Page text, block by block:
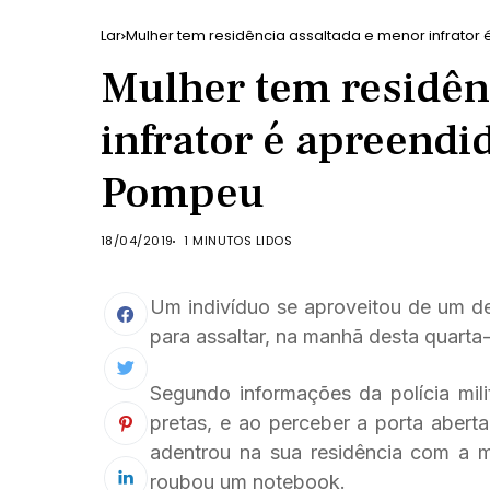
Lar Mulher tem residência assaltada e menor
Mulher tem
infrator é
Pompeu
18/04/2019 1 MINUTOS LIDOS
Um indivíduo se aproveitou de um
para assaltar, na manhã desta
Segundo informações da polícia
pretas, e ao perceber a porta
adentrou na sua residência com a
roubou um notebook.